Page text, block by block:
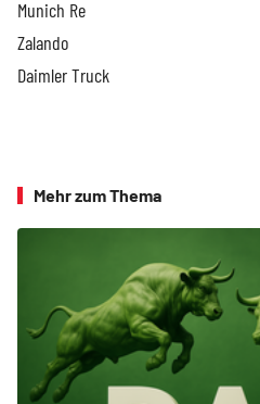
Munich Re
Zalando
Daimler Truck
Mehr zum Thema